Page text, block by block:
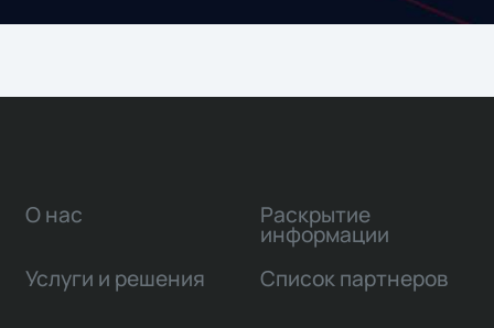
О нас
Услуги и решения
Раскрытие
информации
Список партнеров